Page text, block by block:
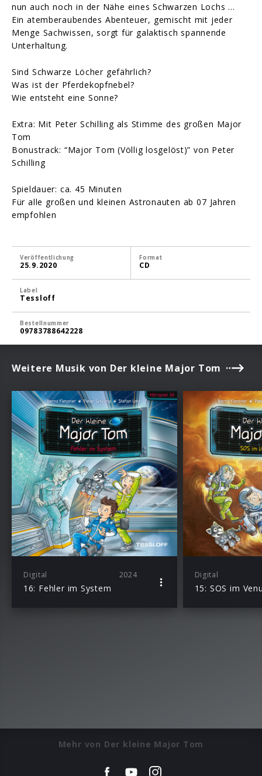
nun auch noch in der Nähe eines Schwarzen Lochs …
Ein atemberaubendes Abenteuer, gemischt mit jeder
Menge Sachwissen, sorgt für galaktisch spannende
Unterhaltung.
Sind Schwarze Löcher gefährlich?
Was ist der Pferdekopfnebel?
Wie entsteht eine Sonne?
Extra: Mit Peter Schilling als Stimme des großen Major
Tom
Bonustrack: “Major Tom (Völlig losgelöst)” von Peter
Schilling
Spieldauer: ca. 45 Minuten
Für alle großen und kleinen Astronauten ab 07 Jahren
empfohlen
Veröffentlichung
25.9.2020
Format
CD
Label
Tessloff
Bestellnummer
09783788642228
Weitere Musik von Der kleine Major Tom
Digital 2024
16: Fehler im System
Digital
15: SOS im
Mehr von Der kleine Major Tom